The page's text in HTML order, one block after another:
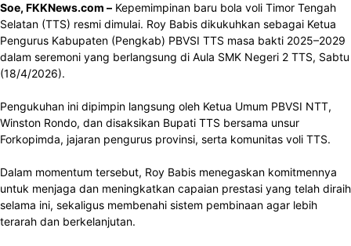
Soe, FKKNews.com – Kepemimpinan baru bola voli Timor Tengah
Selatan (TTS) resmi dimulai. Roy Babis dikukuhkan sebagai Ketua
Pengurus Kabupaten (Pengkab) PBVSI TTS masa bakti 2025–2029
dalam seremoni yang berlangsung di Aula SMK Negeri 2 TTS, Sabtu
(18/4/2026).
Pengukuhan ini dipimpin langsung oleh Ketua Umum PBVSI NTT,
Winston Rondo, dan disaksikan Bupati TTS bersama unsur
Forkopimda, jajaran pengurus provinsi, serta komunitas voli TTS.
Dalam momentum tersebut, Roy Babis menegaskan komitmennya
untuk menjaga dan meningkatkan capaian prestasi yang telah diraih
selama ini, sekaligus membenahi sistem pembinaan agar lebih
terarah dan berkelanjutan.